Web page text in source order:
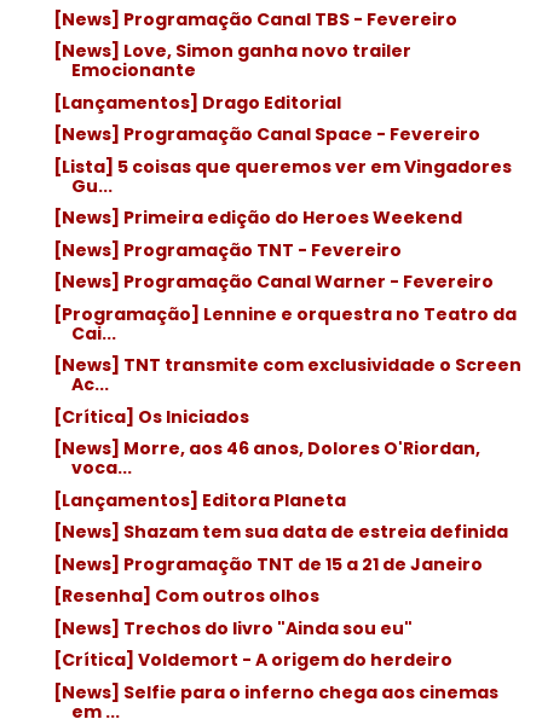
[News] Programação Canal TBS - Fevereiro
[News] Love, Simon ganha novo trailer
Emocionante
[Lançamentos] Drago Editorial
[News] Programação Canal Space - Fevereiro
[Lista] 5 coisas que queremos ver em Vingadores
Gu...
[News] Primeira edição do Heroes Weekend
[News] Programação TNT - Fevereiro
[News] Programação Canal Warner - Fevereiro
[Programação] Lennine e orquestra no Teatro da
Cai...
[News] TNT transmite com exclusividade o Screen
Ac...
[Crítica] Os Iniciados
[News] Morre, aos 46 anos, Dolores O'Riordan,
voca...
[Lançamentos] Editora Planeta
[News] Shazam tem sua data de estreia definida
[News] Programação TNT de 15 a 21 de Janeiro
[Resenha] Com outros olhos
[News] Trechos do livro "Ainda sou eu"
[Crítica] Voldemort - A origem do herdeiro
[News] Selfie para o inferno chega aos cinemas
em ...